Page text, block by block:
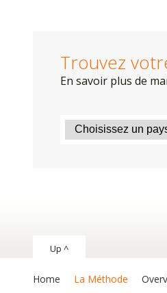
Trouvez
En savoir plus de
Up ^
Home La Méthode